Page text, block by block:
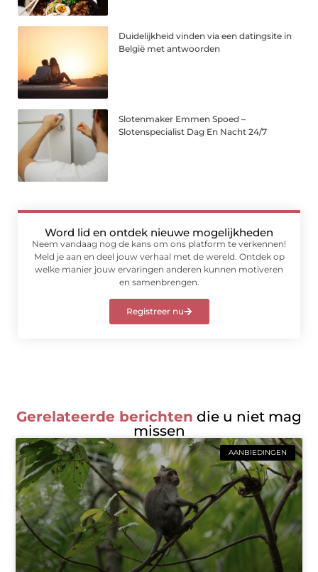
Duidelijkheid vinden via een datingsite in
België met antwoorden
Slotenmaker Emmen Spoed –
Slotenspecialist Dag En Nacht 24/7
Word lid en ontdek nieuwe mogelijkheden
Neem vandaag nog de kans om ons platform te verkennen!
Meld je aan en deel jouw verhaal met de wereld. Ontdek op
welke manier jouw ervaringen anderen kunnen motiveren
en samenbrengen.
Registreer nu
Gerelateerde berichten die u niet mag
missen
AANBIEDINGEN